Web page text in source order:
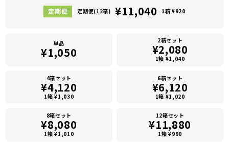
定期便(12箱) ¥11,040 1箱 ¥920
単品
¥1,050
2箱セット
¥2,080
1箱 ¥1,040
4箱セット
¥4,120
1箱 ¥1,030
6箱セット
¥6,120
1箱 ¥1,020
8箱セット
¥8,080
1箱 ¥1,010
12箱セット
¥11,880
1箱 ¥990